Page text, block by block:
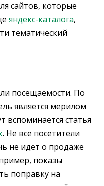
сайтов, которые
яндекс-каталога,
тематический
посещаемости. По
является мерилом
вспоминается статья
. Не все посетители
не идет о продаже
показы
поправку на